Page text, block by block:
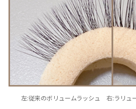
左:従来のボリュームラッシュ 右:ラリュ